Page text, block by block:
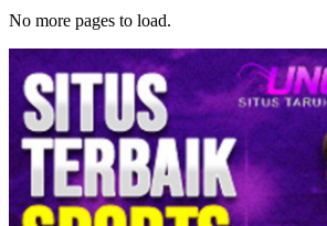
No more pages to load.